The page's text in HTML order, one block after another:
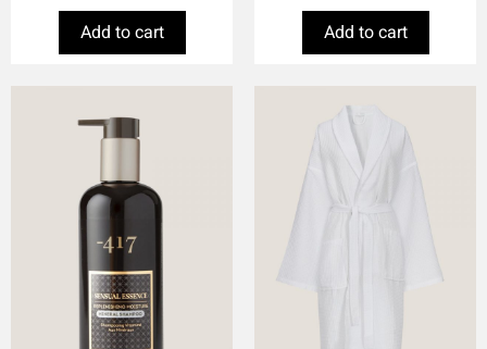
Add to cart
Add to cart